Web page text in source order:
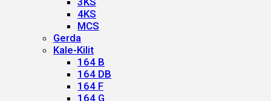
4KS
MCS
Gerda
Kale-Kilit
164 B
164 DB
164 F
164 G